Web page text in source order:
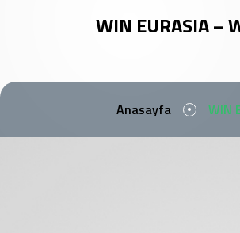
WIN EURASIA –
Anasayfa WIN